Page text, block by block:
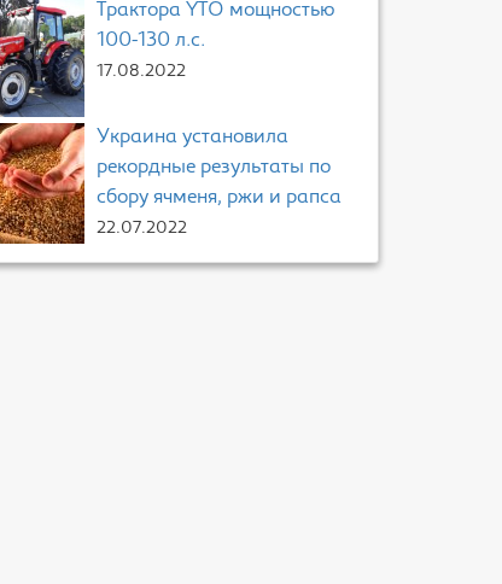
Трактора YTO мощностью
100-130 л.с.
17.08.2022
Украина установила
рекордные результаты по
сбору ячменя, ржи и рапса
22.07.2022